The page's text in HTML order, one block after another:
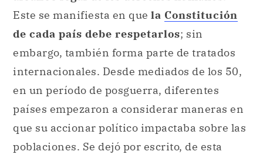
Este se manifiesta en que la Constitución
de cada país debe respetarlos; sin
embargo, también forma parte de tratados
internacionales. Desde mediados de los 50,
en un período de posguerra, diferentes
países empezaron a considerar maneras en
que su accionar político impactaba sobre las
poblaciones. Se dejó por escrito, de esta